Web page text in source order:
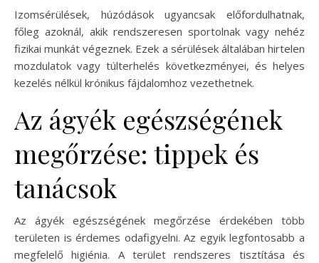
Izomsérülések, húzódások ugyancsak előfordulhatnak,
főleg azoknál, akik rendszeresen sportolnak vagy nehéz
fizikai munkát végeznek. Ezek a sérülések általában hirtelen
mozdulatok vagy túlterhelés következményei, és helyes
kezelés nélkül krónikus fájdalomhoz vezethetnek.
Az ágyék egészségének
megőrzése: tippek és
tanácsok
Az ágyék egészségének megőrzése érdekében több
területen is érdemes odafigyelni. Az egyik legfontosabb a
megfelelő higiénia. A terület rendszeres tisztítása és